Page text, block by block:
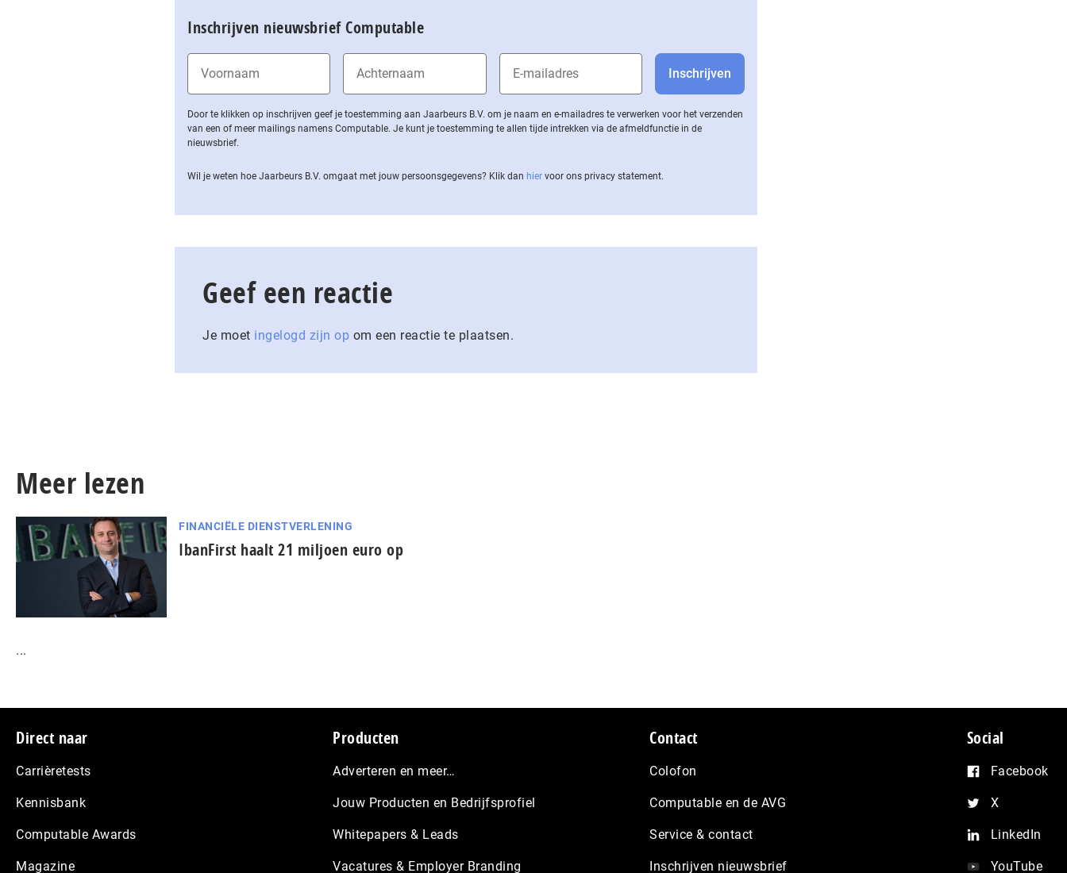
Inschrijven nieuwsbrief Computable
Door te klikken op inschrijven geef je toestemming aan Jaarbeurs B.V. om je naam en e-mailadres te verwerken voor het verzenden
van een of meer mailings namens Computable. Je kunt je toestemming te allen tijde intrekken via de af­meld­func­tie in de
nieuwsbrief.
Wil je weten hoe Jaarbeurs B.V. omgaat met jouw per­soons­ge­ge­vens? Klik dan hier voor ons privacy statement.
Geef een reactie
Je moet ingelogd zijn op om een reactie te plaatsen.
Meer lezen
FINANCIËLE DIENSTVERLENING
IbanFirst haalt 21 miljoen euro op
...
Footer
Direct naar
Carrièretests
Kennisbank
Computable Awards
Magazine
Producten
Adverteren en meer…
Jouw Producten en Bedrijfsprofiel
Whitepapers & Leads
Vacatures & Employer Branding
Contact
Colofon
Computable en de AVG
Service & contact
Inschrijven nieuwsbrief
Social
Facebook
X
LinkedIn
YouTube